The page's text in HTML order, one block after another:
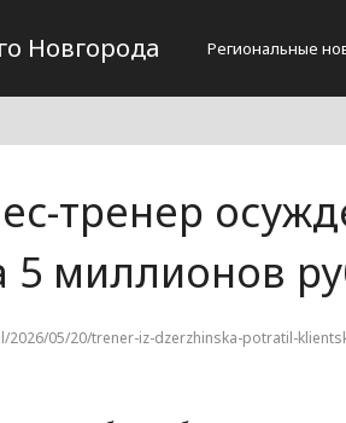
Новгорода Региональные
тренер
миллионов
2026/05/20/trener-iz-dzerzhinska-potratil-